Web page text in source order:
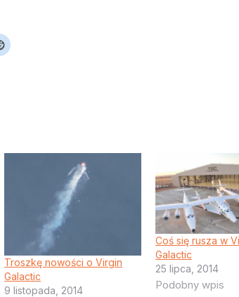
Troszkę nowości o Virgin
Galactic
9 listopada, 2014
Coś się rusza w
Galactic
25 lipca, 2014
Podobny wpis